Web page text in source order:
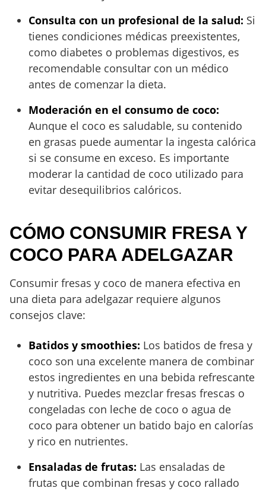
Consulta con un profesional de la salud: Si
tienes condiciones médicas preexistentes,
como diabetes o problemas digestivos, es
recomendable consultar con un médico
antes de comenzar la dieta.
Moderación en el consumo de coco:
Aunque el coco es saludable, su contenido
en grasas puede aumentar la ingesta calórica
si se consume en exceso. Es importante
moderar la cantidad de coco utilizado para
evitar desequilibrios calóricos.
CÓMO CONSUMIR FRESA Y
COCO PARA ADELGAZAR
Consumir fresas y coco de manera efectiva en
una dieta para adelgazar requiere algunos
consejos clave:
Batidos y smoothies: Los batidos de fresa y
coco son una excelente manera de combinar
estos ingredientes en una bebida refrescante
y nutritiva. Puedes mezclar fresas frescas o
congeladas con leche de coco o agua de
coco para obtener un batido bajo en calorías
y rico en nutrientes.
Ensaladas de frutas: Las ensaladas de
frutas que combinan fresas y coco rallado